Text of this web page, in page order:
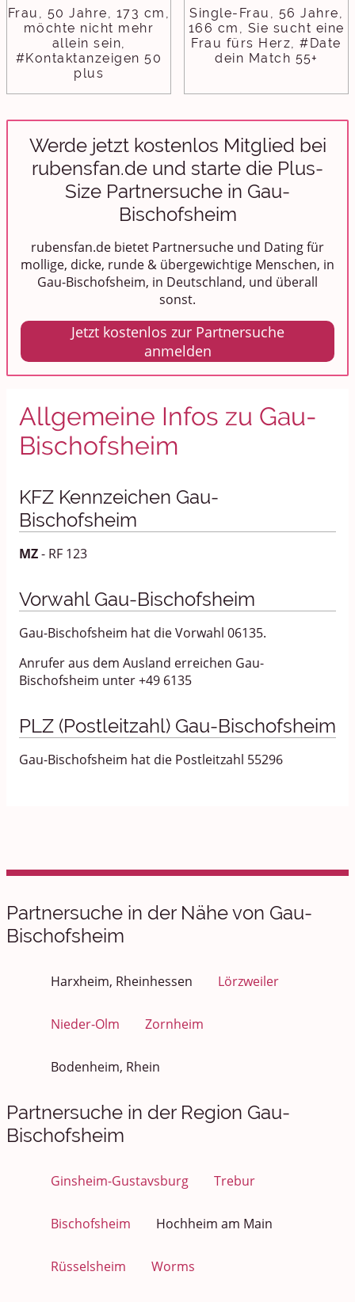
Frau, 50 Jahre, 173 cm,
möchte nicht mehr
allein sein,
#Kontaktanzeigen 50
plus
Single-Frau, 56 Jahre,
166 cm, Sie sucht eine
Frau fürs Herz, #Date
dein Match 55+
Werde jetzt kostenlos Mitglied bei
rubensfan.de und starte die Plus-
Size Partnersuche in Gau-
Bischofsheim
rubensfan.de bietet Partnersuche und Dating für
mollige, dicke, runde & übergewichtige Menschen, in
Gau-Bischofsheim, in Deutschland, und überall
sonst.
Jetzt kostenlos zur Partnersuche
anmelden
Allgemeine Infos zu Gau-
Bischofsheim
KFZ Kennzeichen Gau-
Bischofsheim
MZ- RF 123
Vorwahl Gau-Bischofsheim
Gau-Bischofsheim hat die Vorwahl 06135.
Anrufer aus dem Ausland erreichen Gau-
Bischofsheim unter +49 6135
PLZ (Postleitzahl) Gau-Bischofsheim
Gau-Bischofsheim hat die Postleitzahl 55296
Partnersuche in der Nähe von Gau-
Bischofsheim
Harxheim, Rheinhessen Lörzweiler
Nieder-Olm Zornheim
Bodenheim, Rhein
Partnersuche in der Region Gau-
Bischofsheim
Ginsheim-Gustavsburg Trebur
Bischofsheim Hochheim am Main
Rüsselsheim Worms